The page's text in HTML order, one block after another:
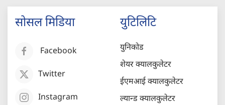
सोसल मिडिया
Facebook
Twitter
Instagram
युटिलिटि
युनिकोड
शेयर क्यालकुलेटर
ईएमआई क्यालकुलेटर
ल्यान्ड क्यालकुलेटर